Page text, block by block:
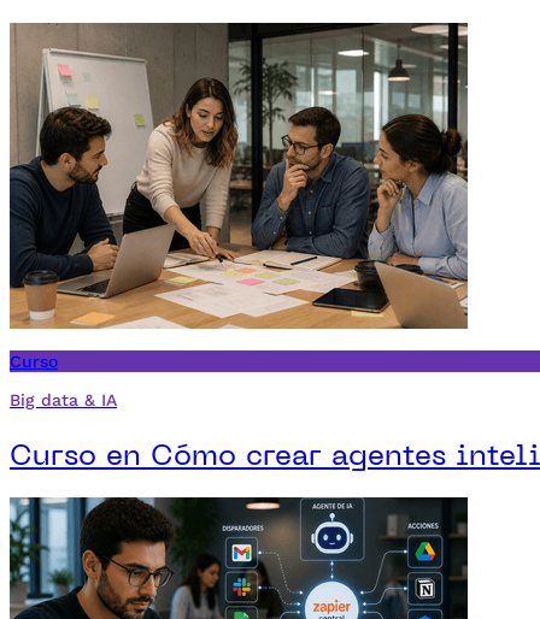
Curso
Big data & IA
Curso en Cómo crear agentes